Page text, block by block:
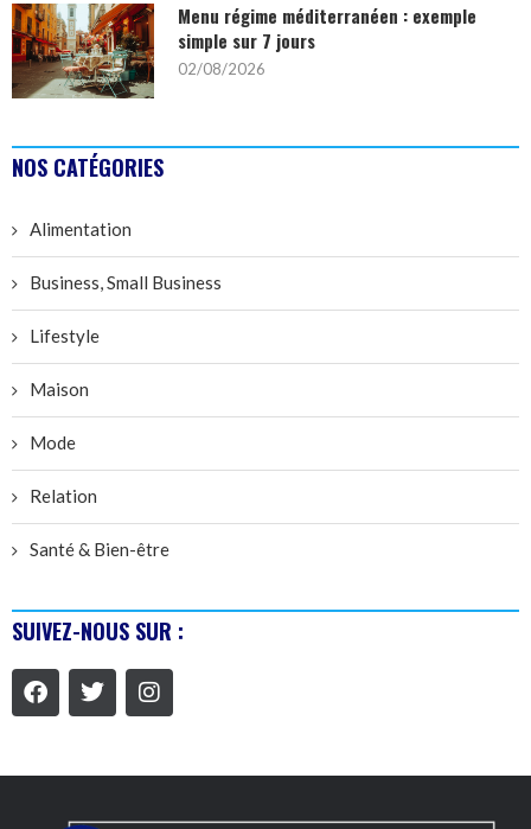
Menu régime méditerranéen : exemple
simple sur 7 jours
02/08/2026
NOS CATÉGORIES
Alimentation
Business, Small Business
Lifestyle
Maison
Mode
Relation
Santé & Bien-être
SUIVEZ-NOUS SUR :